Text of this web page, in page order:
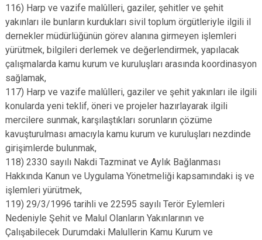
116) Harp ve vazife malûlleri, gaziler, şehitler ve şehit
yakınları ile bunların kurdukları sivil toplum örgütleriyle ilgili il
dernekler müdürlüğünün görev alanına girmeyen işlemleri
yürütmek, bilgileri derlemek ve değerlendirmek, yapılacak
çalışmalarda kamu kurum ve kuruluşları arasında koordinasyon
sağlamak,
117) Harp ve vazife malûlleri, gaziler ve şehit yakınları ile ilgili
konularda yeni teklif, öneri ve projeler hazırlayarak ilgili
mercilere sunmak, karşılaştıkları sorunların çözüme
kavuşturulması amacıyla kamu kurum ve kuruluşları nezdinde
girişimlerde bulunmak,
118) 2330 sayılı Nakdi Tazminat ve Aylık Bağlanması
Hakkında Kanun ve Uygulama Yönetmeliği kapsamındaki iş ve
işlemleri yürütmek,
119) 29/3/1996 tarihli ve 22595 sayılı Terör Eylemleri
Nedeniyle Şehit ve Malul Olanların Yakınlarının ve
Çalışabilecek Durumdaki Malullerin Kamu Kurum ve